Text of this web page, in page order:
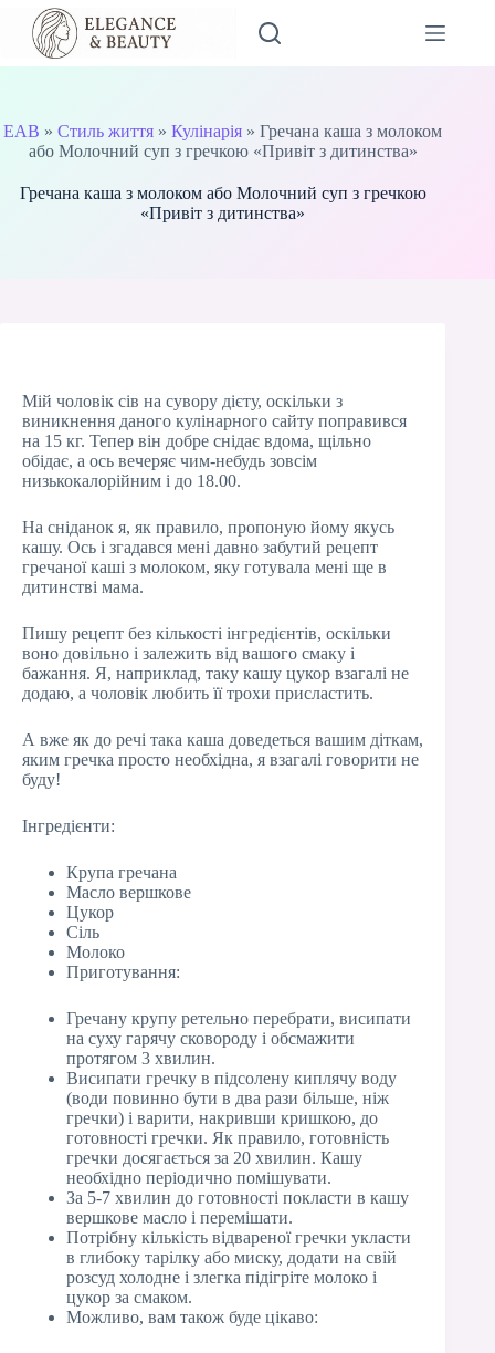
Перейти
вмісту
EAB »Стиль життя »Кулінарія »Гречана каша з молоком
або Молочний суп з гречкою «Привіт з дитинства»
Гречана каша з молоком або Молочний суп з гречкою
«Привіт з дитинства»
Мій чоловік сів на сувору дієту, оскільки з
виникнення даного кулінарного сайту поправився
на 15 кг. Тепер він добре снідає вдома, щільно
обідає, а ось вечеряє чим-небудь зовсім
низькокалорійним і до 18.00.
На сніданок я, як правило, пропоную йому якусь
кашу. Ось і згадався мені давно забутий рецепт
гречаної каші з молоком, яку готувала мені ще в
дитинстві мама.
Пишу рецепт без кількості інгредієнтів, оскільки
воно довільно і залежить від вашого смаку і
бажання. Я, наприклад, таку кашу цукор взагалі не
додаю, а чоловік любить її трохи присластить.
А вже як до речі така каша доведеться вашим діткам,
яким гречка просто необхідна, я взагалі говорити не
буду!
Інгредієнти:
Крупа гречана
Масло вершкове
Цукор
Сіль
Молоко
Приготування:
Гречану крупу ретельно перебрати, висипати
на суху гарячу сковороду і обсмажити
протягом 3 хвилин.
Висипати гречку в підсолену киплячу воду
(води повинно бути в два рази більше, ніж
гречки) і варити, накривши кришкою, до
готовності гречки. Як правило, готовність
гречки досягається за 20 хвилин. Кашу
необхідно періодично помішувати.
За 5-7 хвилин до готовності покласти в кашу
вершкове масло і перемішати.
Потрібну кількість відвареної гречки укласти
в глибоку тарілку або миску, додати на свій
розсуд холодне і злегка підігріте молоко і
цукор за смаком.
Можливо, вам також буде цікаво: